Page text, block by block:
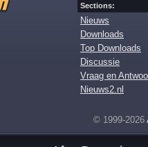
Sections:
Nieuws
Downloads
Top Downloads
Discussie
Vraag en
Nieuws2.nl
© 1999-2026